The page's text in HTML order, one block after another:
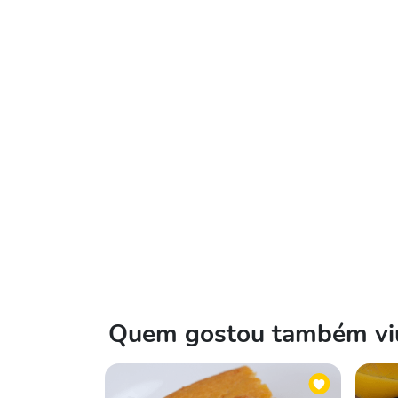
Quem gostou também